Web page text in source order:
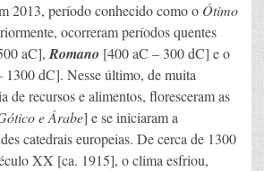
2013, período conhecido como o Ótimo
ocorreram períodos quentes
aC],Romano [400 aC – 300 dC] e o
dC]. Nesse último, de muita
de recursos e alimentos, floresceram as
e Árabe] e se iniciaram a
catedrais europeias. De cerca de 1300
XX [ca. 1915], o clima esfriou,